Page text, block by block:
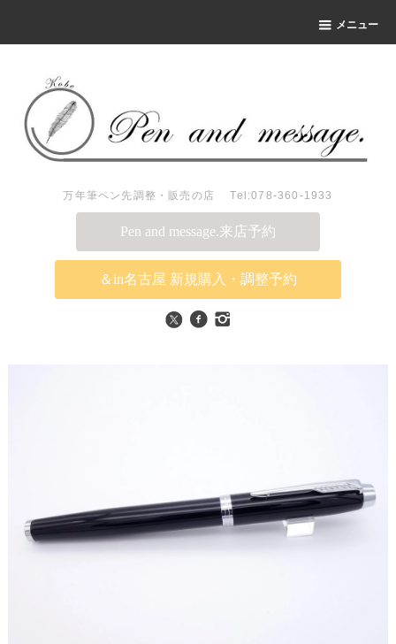
メニュー
万年筆ペン先調整・販売の店 Tel:078-360-1933
Pen and message.来店予約
＆in名古屋 新規購入・調整予約